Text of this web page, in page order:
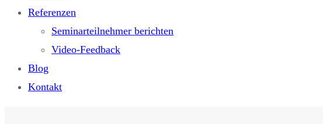
Referenzen
Seminarteilnehmer berichten
Video-Feedback
Blog
Kontakt